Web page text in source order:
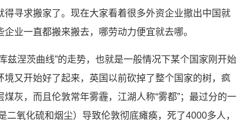
得寻求搬家了。现在大家看着很多外资企业撤出中国就
业一直都搬来搬去，哪劳动力便宜就去哪。
兹涅茨曲线”的走势，也就是一般情况下某个国家刚开始
又开始好了起来，英国以前砍掉了整个国家的树，疯
灰，而且伦敦常年雾霾，江湖人称“雾都”；最过分的一
二氧化硫和烟尘）导致伦敦彻底瘫痪，死了4000多人，